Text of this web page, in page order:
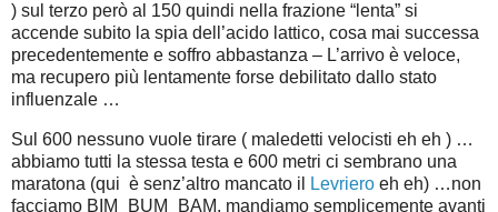
) sul terzo però al 150 quindi nella frazione “lenta” si
accende subito la spia dell’acido lattico, cosa mai successa
precedentemente e soffro abbastanza – L’arrivo è veloce,
ma recupero più lentamente forse debilitato dallo stato
influenzale …
Sul 600 nessuno vuole tirare ( maledetti velocisti eh eh ) …
abbiamo tutti la stessa testa e 600 metri ci sembrano una
maratona (qui è senz’altro mancato il
Levriero eh eh) …non
facciamo BIM_BUM_BAM, mandiamo semplicemente avanti